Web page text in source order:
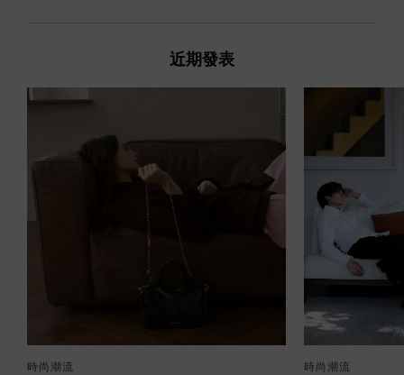
近期發表
時尚潮流 時尚潮流